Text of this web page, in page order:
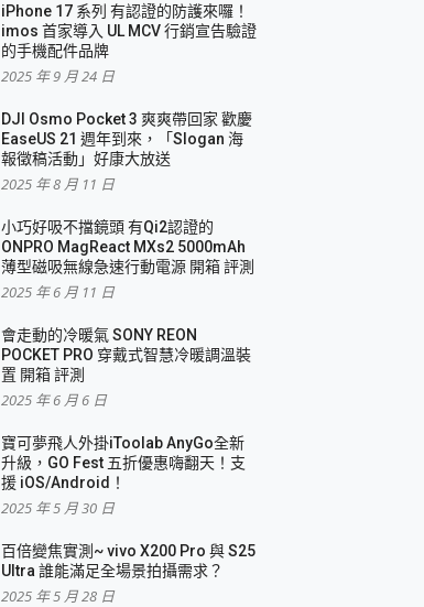
iPhone 17 系列 有認證的防護來囉！
imos 首家導入 UL MCV 行銷宣告驗證
的手機配件品牌
2025 年 9 月 24 日
DJI Osmo Pocket 3 爽爽帶回家 歡慶
EaseUS 21 週年到來，「Slogan 海
報徵稿活動」好康大放送
2025 年 8 月 11 日
小巧好吸不擋鏡頭 有Qi2認證的
ONPRO MagReact MXs2 5000mAh
薄型磁吸無線急速行動電源 開箱 評測
2025 年 6 月 11 日
會走動的冷暖氣 SONY REON
POCKET PRO 穿戴式智慧冷暖調溫裝
置 開箱 評測
2025 年 6 月 6 日
寶可夢飛人外掛iToolab AnyGo全新
升級，GO Fest 五折優惠嗨翻天！支
援 iOS/Android！
2025 年 5 月 30 日
百倍變焦實測~ vivo X200 Pro 與 S25
Ultra 誰能滿足全場景拍攝需求？
2025 年 5 月 28 日